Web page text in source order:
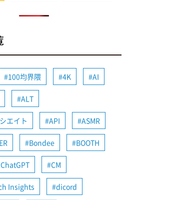
100均界隈 4K AI
ALT
エイト API ASMR
Bondee BOOTH
ChatGPT CM
Insights dicord